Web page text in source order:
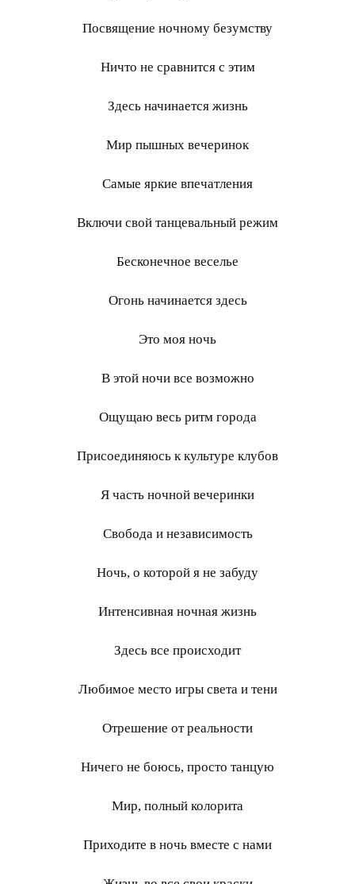
Посвящение ночному безумству
Ничто не сравнится с этим
Здесь начинается жизнь
Мир пышных вечеринок
Самые яркие впечатления
Включи свой танцевальный режим
Бесконечное веселье
Огонь начинается здесь
Это моя ночь
В этой ночи все возможно
Ощущаю весь ритм города
Присоединяюсь к культуре клубов
Я часть ночной вечеринки
Свобода и независимость
Ночь, о которой я не забуду
Интенсивная ночная жизнь
Здесь все происходит
Любимое место игры света и тени
Отрешение от реальности
Ничего не боюсь, просто танцую
Мир, полный колорита
Приходите в ночь вместе с нами